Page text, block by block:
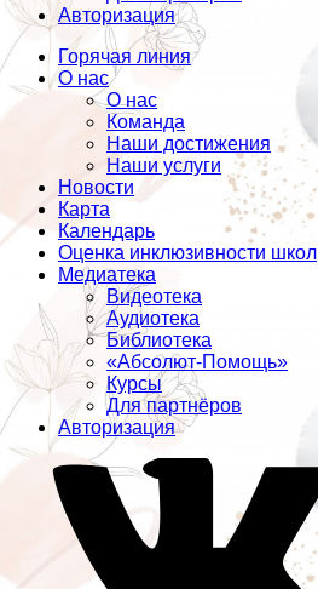
Авторизация
Горячая линия
О нас
О нас
Команда
Наши достижения
Наши услуги
Новости
Карта
Календарь
Оценка инклюзивности школ
Медиатека
Видеотека
Аудиотека
Библиотека
«Абсолют-Помощь»
Курсы
Для партнёров
Авторизация